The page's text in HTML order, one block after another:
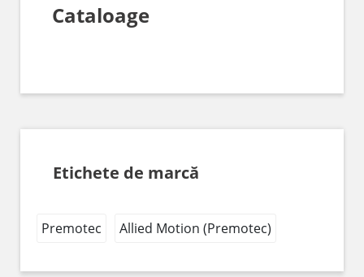
Cataloage
Etichete de marcă
Premotec Allied Motion (Premotec)